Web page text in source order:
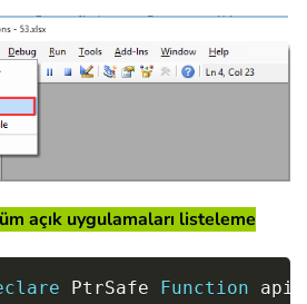
açık uygulamaları listeleme
PtrSafe Function
Copy